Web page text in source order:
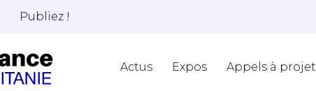
Publiez !
Actus Expos Appels à projet